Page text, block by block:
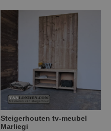
Steigerhouten tv-meubel
Marliegi